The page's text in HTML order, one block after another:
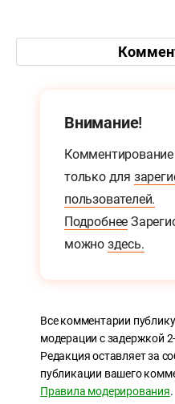
Внимание!
только для
пользователей.
Подробнее
можно здесь.
Все комментарии
модерации с задержкой
Редакция оставляет за
публикации вашего
Правила модерирования.